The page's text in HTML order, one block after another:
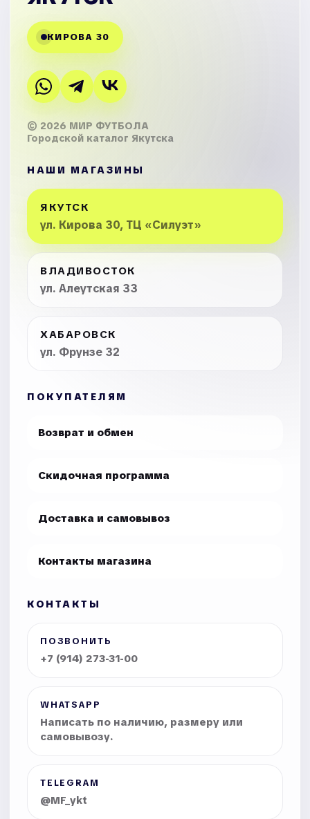
КИРОВА 30
© 2026 МИР ФУТБОЛА
Городской каталог Якутска
НАШИ МАГАЗИНЫ
ЯКУТСК
ул. Кирова 30, ТЦ «Силуэт»
ВЛАДИВОСТОК
ул. Алеутская 33
ХАБАРОВСК
ул. Фрунзе 32
ПОКУПАТЕЛЯМ
Возврат и обмен
Скидочная программа
Доставка и самовывоз
Контакты магазина
КОНТАКТЫ
ПОЗВОНИТЬ
+7 (914) 273-31-00
WHATSAPP
Написать по наличию, размеру или
самовывозу.
TELEGRAM
@MF_ykt